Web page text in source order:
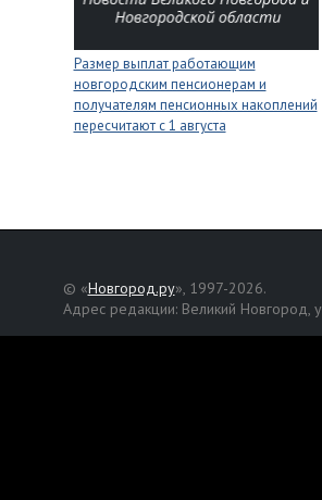
Размер выплат работающим
новгородским пенсионерам и
получателям пенсионных накоплений
пересчитают с 1 августа
© «Новгород.ру», 1997-2026.
Адрес редакции: Великий Новгород,